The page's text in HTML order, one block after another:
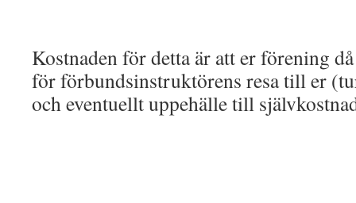
Kostnaden för detta är att er förening
för förbundsinstruktörens resa till er
och eventuellt uppehälle till